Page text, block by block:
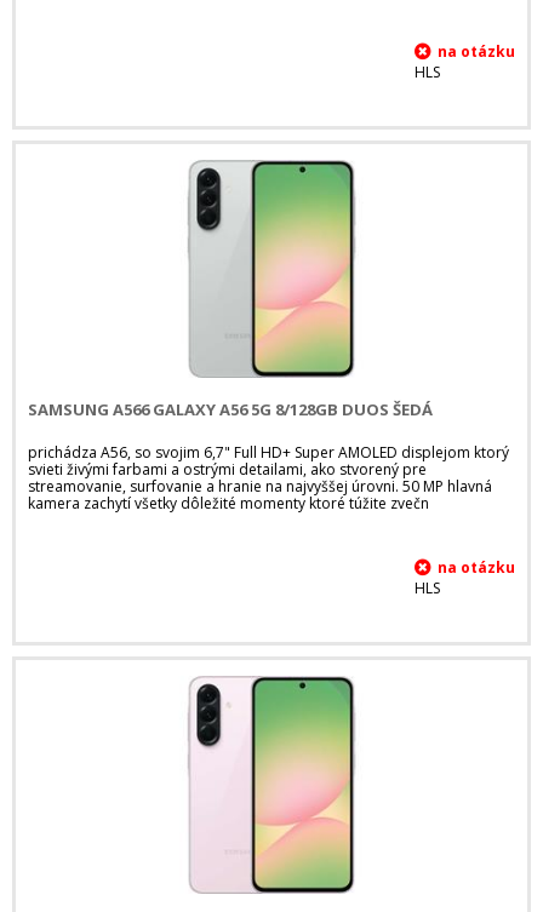
HLS
SAMSUNG A566 GALAXY A56 5G 8/128GB DUOS ŠEDÁ
prichádza A56, so svojim 6,7" Full HD+ Super AMOLED displejom ktorý
svieti živými farbami a ostrými detailami, ako stvorený pre
streamovanie, surfovanie a hranie na najvyššej úrovni. 50 MP hlavná
kamera zachytí všetky dôležité momenty ktoré túžite zvečn
HLS